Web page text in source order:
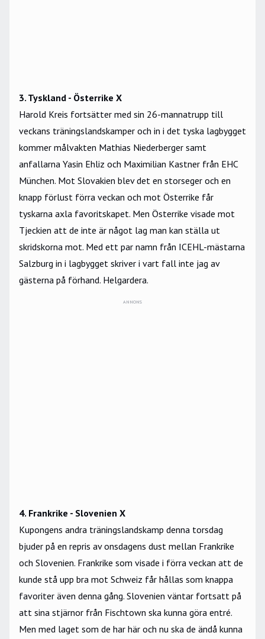
3. Tyskland - Österrike X
Harold Kreis fortsätter med sin 26-mannatrupp till
veckans träningslandskamper och in i det tyska lagbygget
kommer målvakten Mathias Niederberger samt
anfallarna Yasin Ehliz och Maximilian Kastner från EHC
München. Mot Slovakien blev det en storseger och en
knapp förlust förra veckan och mot Österrike får
tyskarna axla favoritskapet. Men Österrike visade mot
Tjeckien att de inte är något lag man kan ställa ut
skridskorna mot. Med ett par namn från ICEHL-mästarna
Salzburg in i lagbygget skriver i vart fall inte jag av
gästerna på förhand. Helgardera.
ANNONS
4. Frankrike - Slovenien X
Kupongens andra träningslandskamp denna torsdag
bjuder på en repris av onsdagens dust mellan Frankrike
och Slovenien. Frankrike som visade i förra veckan att de
kunde stå upp bra mot Schweiz får hållas som knappa
favoriter även denna gång. Slovenien väntar fortsatt på
att sina stjärnor från Fischtown ska kunna göra entré.
Men med laget som de har här och nu ska de ändå kunna